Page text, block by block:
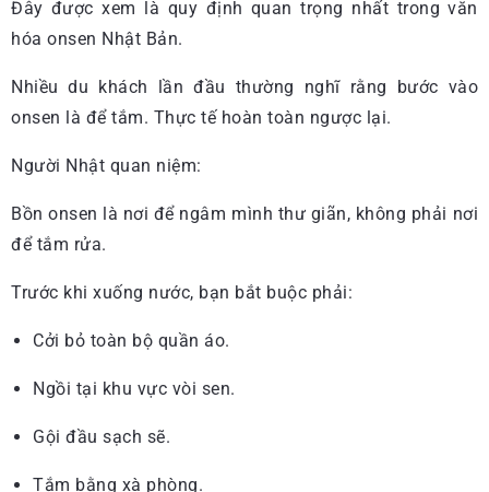
Đây được xem là quy định quan trọng nhất trong văn
hóa onsen Nhật Bản.
Nhiều du khách lần đầu thường nghĩ rằng bước vào
onsen là để tắm. Thực tế hoàn toàn ngược lại.
Người Nhật quan niệm:
Bồn onsen là nơi để ngâm mình thư giãn, không phải nơi
để tắm rửa.
Trước khi xuống nước, bạn bắt buộc phải:
Cởi bỏ toàn bộ quần áo.
Ngồi tại khu vực vòi sen.
Gội đầu sạch sẽ.
Tắm bằng xà phòng.